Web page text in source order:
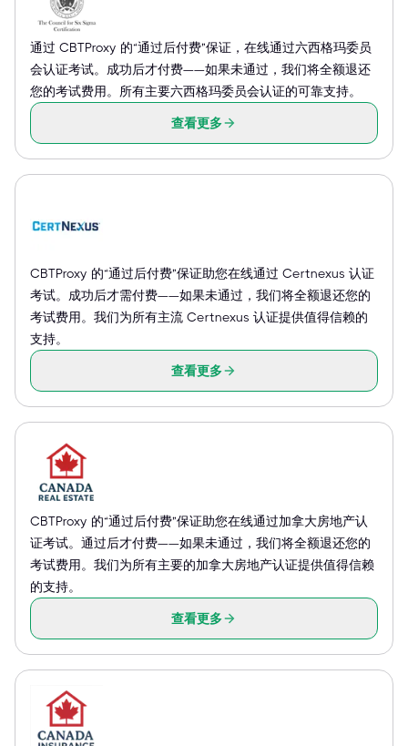
通过 CBTProxy 的“通过后付费”保证，在线通过六西格玛委员
会认证考试。成功后才付费——如果未通过，我们将全额退还
您的考试费用。所有主要六西格玛委员会认证的可靠支持。
查看更多
CBTProxy 的“通过后付费”保证助您在线通过 Certnexus 认证
考试。成功后才需付费——如果未通过，我们将全额退还您的
考试费用。我们为所有主流 Certnexus 认证提供值得信赖的
支持。
查看更多
CBTProxy 的“通过后付费”保证助您在线通过加拿大房地产认
证考试。通过后才付费——如果未通过，我们将全额退还您的
考试费用。我们为所有主要的加拿大房地产认证提供值得信赖
的支持。
查看更多